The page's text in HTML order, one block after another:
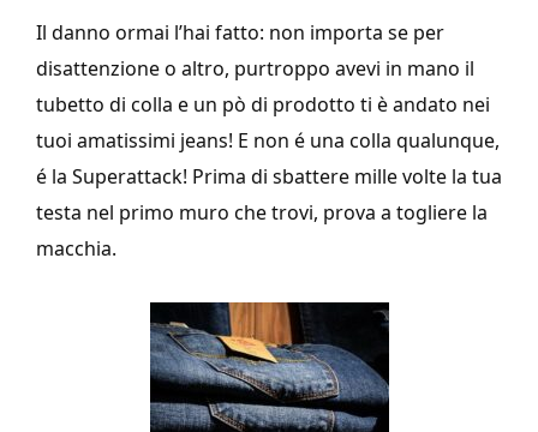
Il danno ormai l’hai fatto: non importa se per
disattenzione o altro, purtroppo avevi in mano il
tubetto di colla e un pò di prodotto ti è andato nei
tuoi amatissimi jeans! E non é una colla qualunque,
é la Superattack! Prima di sbattere mille volte la tua
testa nel primo muro che trovi, prova a togliere la
macchia.